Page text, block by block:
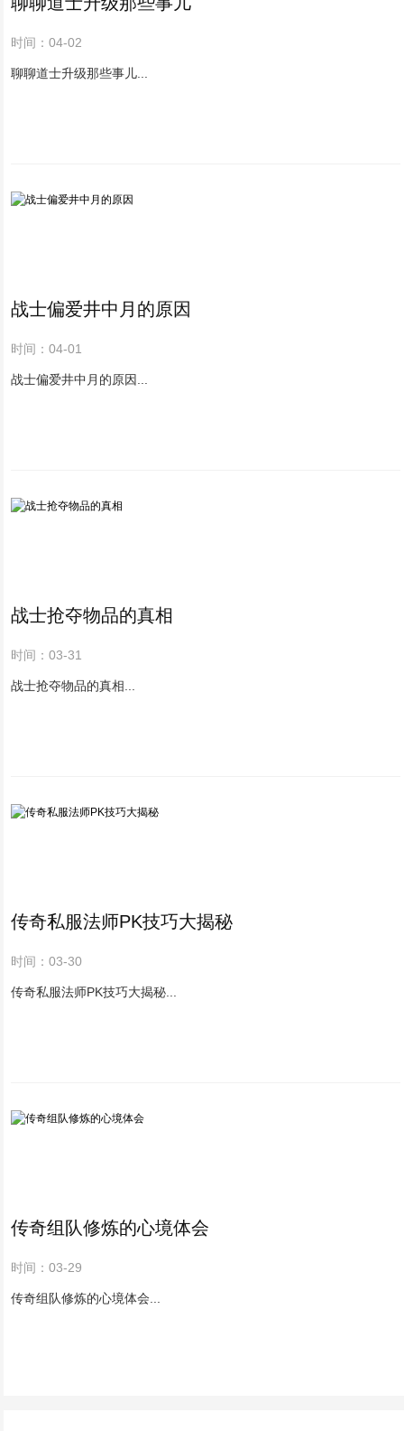
时间：04-02
聊聊道士升级那些事儿...
战士偏爱井中月的原因
时间：04-01
战士偏爱井中月的原因...
战士抢夺物品的真相
时间：03-31
战士抢夺物品的真相...
传奇私服法师PK技巧大揭秘
时间：03-30
传奇私服法师PK技巧大揭秘...
传奇组队修炼的心境体会
时间：03-29
传奇组队修炼的心境体会...